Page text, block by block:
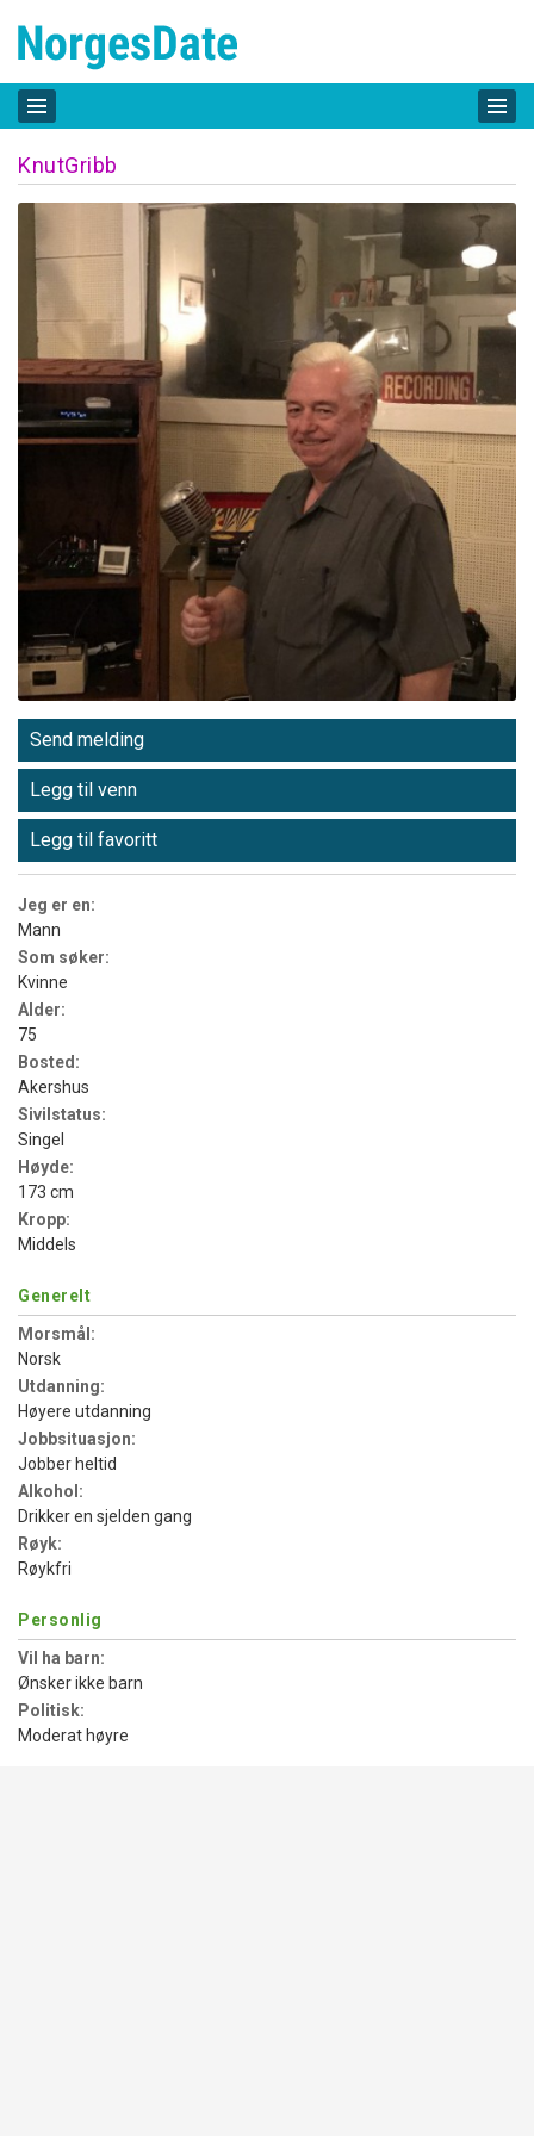
KnutGribb
Send melding
Legg til venn
Legg til favoritt
Jeg er en:
Mann
Som søker:
Kvinne
Alder:
75
Bosted:
Akershus
Sivilstatus:
Singel
Høyde:
173 cm
Kropp:
Middels
Generelt
Morsmål:
Norsk
Utdanning:
Høyere utdanning
Jobbsituasjon:
Jobber heltid
Alkohol:
Drikker en sjelden gang
Røyk:
Røykfri
Personlig
Vil ha barn:
Ønsker ikke barn
Politisk:
Moderat høyre